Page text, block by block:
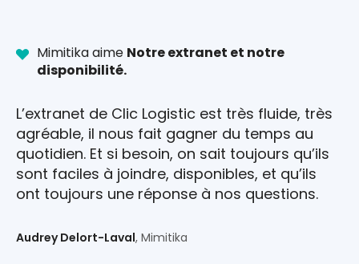
Mimitika aime Notre extranet et notre
disponibilité.
L’extranet de Clic Logistic est très fluide, très
agréable, il nous fait gagner du temps au
quotidien. Et si besoin, on sait toujours qu’ils
sont faciles à joindre, disponibles, et qu’ils
ont toujours une réponse à nos questions.
Audrey Delort-Laval, Mimitika